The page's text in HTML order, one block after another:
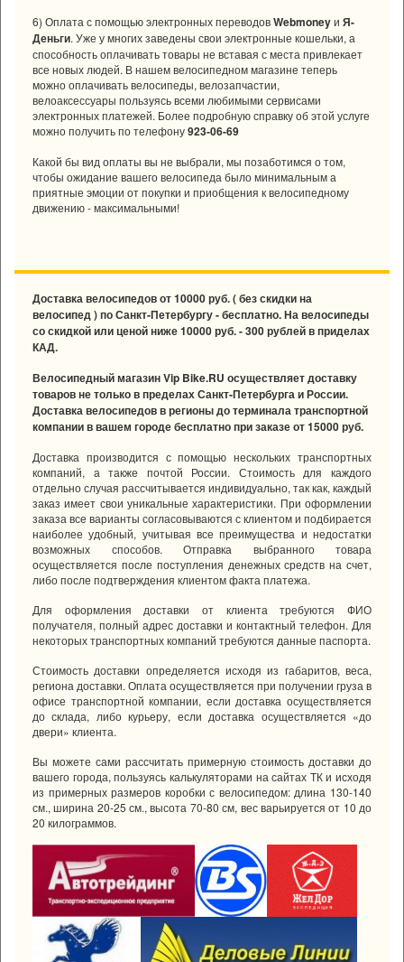
6) Оплата с помощью электронных переводовWebmoneyи Я-
Деньги. Уже у многих заведены свои электронные кошельки, а
способность оплачивать товары не вставая с места привлекает
все новых людей. В нашем велосипедном магазине теперь
можно оплачиватьвелосипеды, велозапчастии,
велоаксессуары пользуясь всеми любимыми сервисами
электронных платежей. Более подробную справку об этой услуге
можно получить по телефону923-06-69
Какой бы вид оплаты вы не выбрали, мы позаботимся о том,
чтобы ожидание вашего велосипеда было минимальным а
приятные эмоции от покупки и приобщения к велосипедному
движению - максимальными!
Доставка велосипедов от 10000 руб. ( без скидки на
велосипед ) по Санкт-Петербургу - бесплатно. На велосипеды
со скидкой или ценой ниже 10000 руб. - 300 рублей в приделах
КАД.
Велосипедный магазин Vip Bike.RU осуществляет доставку
товаров не только в пределах Санкт-Петербурга и России.
Доставка велосипедов в регионы до терминала транспортной
компании в вашем городе бесплатно при заказе от 15000 руб.
Доставка производится с помощью нескольких транспортных
компаний, а также почтой России. Стоимость для каждого
отдельно случая рассчитывается индивидуально, так как, каждый
заказ имеет свои уникальные характеристики. При оформлении
заказа все варианты согласовываются с клиентом и подбирается
наиболее удобный, учитывая все преимущества и недостатки
возможных способов. Отправка выбранного товара
осуществляется после поступления денежных средств на счет,
либо после подтверждения клиентом факта платежа.
Для оформления доставки от клиента требуются ФИО
получателя, полный адрес доставки и контактный телефон. Для
некоторых транспортных компаний требуются данные паспорта.
Стоимость доставки определяется исходя из габаритов, веса,
региона доставки. Оплата осуществляется при получении груза в
офисе транспортной компании, если доставка осуществляется
до склада, либо курьеру, если доставка осуществляется «до
двери» клиента.
Вы можете сами рассчитать примерную стоимость доставки до
вашего города, пользуясь калькуляторами на сайтах ТК и исходя
из примерных размеров коробки с велосипедом: длина 130-140
см., ширина 20-25 см., высота 70-80 см, вес варьируется от 10 до
20 килограммов.